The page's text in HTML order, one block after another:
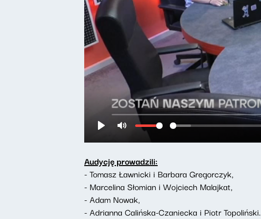
Audycję prowadzili:
- Tomasz Ławnicki i Barbara Gregorczyk,
- Marcelina Słomian i Wojciech Malajkat,
- Adam Nowak,
- Adrianna Calińska-Czaniecka i Piotr Topoliński.